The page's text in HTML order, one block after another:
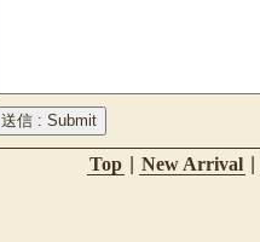
Top New Arrival